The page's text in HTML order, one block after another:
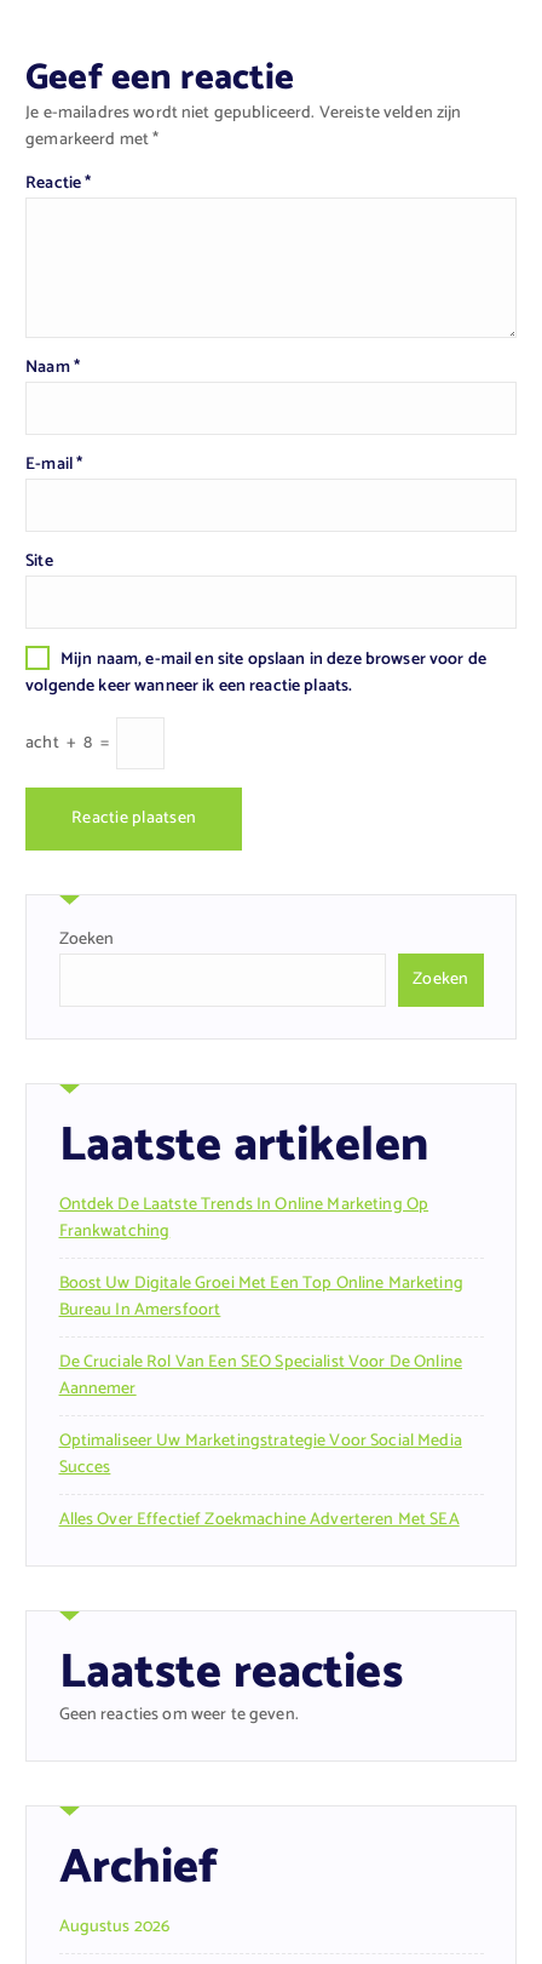
Geef een reactie
Je e-mailadres wordt niet gepubliceerd. Vereiste velden zijn
gemarkeerd met*
Reactie*
Naam*
E-mail*
Site
Mijn naam, e-mail en site opslaan in deze browser voor de
volgende keer wanneer ik een reactie plaats.
acht + 8 =
Zoeken
Zoeken
Laatste artikelen
Ontdek De Laatste Trends In Online Marketing Op
Frankwatching
Boost Uw Digitale Groei Met Een Top Online Marketing
Bureau In Amersfoort
De Cruciale Rol Van Een SEO Specialist Voor De Online
Aannemer
Optimaliseer Uw Marketingstrategie Voor Social Media
Succes
Alles Over Effectief Zoekmachine Adverteren Met SEA
Laatste reacties
Geen reacties om weer te geven.
Archief
Augustus 2026